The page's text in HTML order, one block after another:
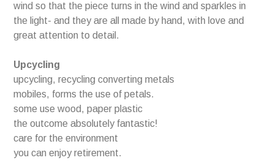
wind so that the piece turns in the wind and sparkles in
the light- and they are all made by hand, with love and
great attention to detail.
Upcycling
upcycling, recycling converting metals
mobiles, forms the use of petals.
some use wood, paper plastic
the outcome absolutely fantastic!
care for the environment
you can enjoy retirement.